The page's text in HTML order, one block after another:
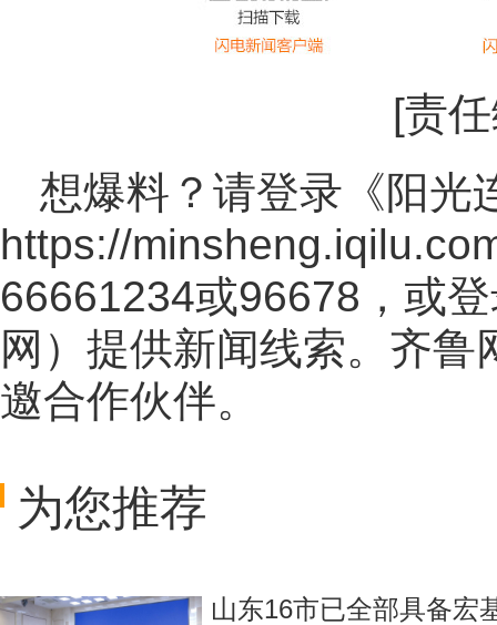
[责
想爆料？请登录《阳光
https://
66661234或96678，或
网 ）提供新闻线索。齐鲁
邀合作伙伴。
为您推荐
山东16市已全部具备宏